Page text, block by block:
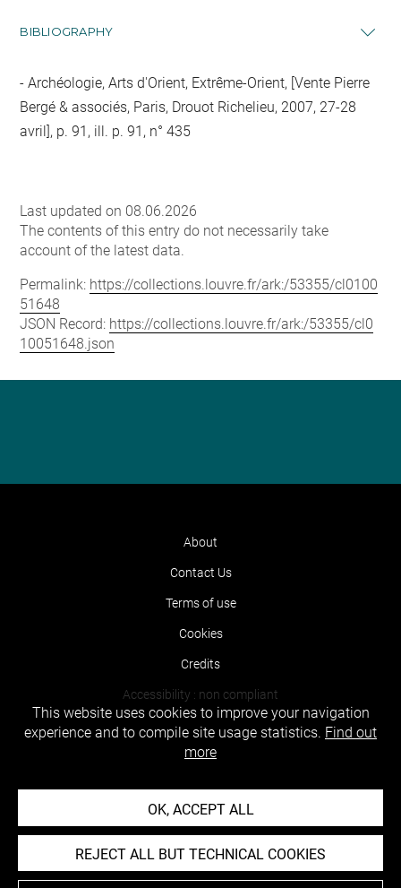
BIBLIOGRAPHY
Archéologie, Arts d'Orient, Extrême-Orient, [Vente Pierre
Bergé & associés, Paris, Drouot Richelieu, 2007, 27-28
avril], p. 91, ill. p. 91, n° 435
Last updated on 08.06.2026
The contents of this entry do not necessarily take
account of the latest data.
Permalink: https://collections.louvre.fr/ark:/53355/cl0100
51648
JSON Record: https://collections.louvre.fr/ark:/53355/cl0
10051648.json
About
Contact Us
Terms of use
Cookies
Credits
Accessibility : non compliant
This website uses cookies to improve your navigation
experience and to compile site usage statistics. Find out
more
OK, ACCEPT ALL
REJECT ALL BUT TECHNICAL COOKIES